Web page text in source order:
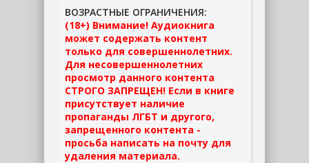
ВОЗРАСТНЫЕ ОГРАНИЧЕНИЯ:
(18+) Внимание! Аудиокнига
может содержать контент
только для совершеннолетних.
Для несовершеннолетних
просмотр данного контента
СТРОГО ЗАПРЕЩЕН! Если в книге
присутствует наличие
пропаганды ЛГБТ и другого,
запрещенного контента -
просьба написать на почту для
удаления материала.